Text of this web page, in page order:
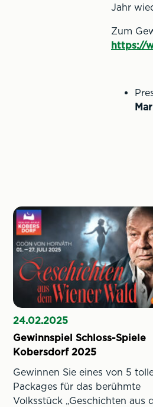
Jahr
Zum
https://
24.02.2025
Gewinnspiel Schloss-Spiele
Kobersdorf 2025
Gewinnen Sie eines von 5
Packages für das berühmte
Volksstück „Geschichten aus